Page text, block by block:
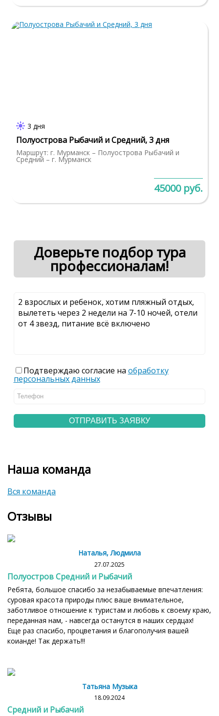
3 дня
Полуострова Рыбачий и Средний, 3 дня
Маршрут: г. Мурманск – Полуострова Рыбачий и
Средний – г. Мурманск
45000 руб.
Доверьте подбор тура
профессионалам!
Подтверждаю согласие на обработку
персональных данных
Наша команда
Вся команда
Отзывы
Наталья, Людмила
27.07.2025
Полуостров Средний и Рыбачий
Ребята, большое спасибо за незабываемые впечатления:
суровая красота природы плюс ваше внимательное,
заботливое отношение к туристам и любовь к своему краю,
переданная нам, - навсегда останутся в наших сердцах!
Еще раз спасибо, процветания и благополучия вашей
коианде! Так держать!!!
Татьяна Музыка
18.09.2024
Средний и Рыбачий